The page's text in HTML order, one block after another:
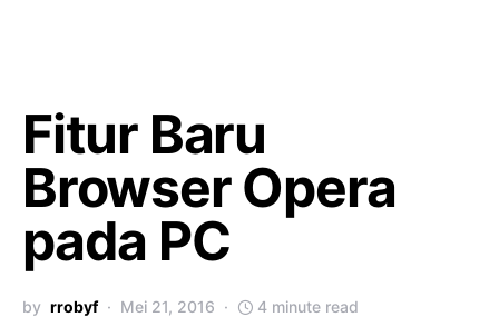
Fitur Baru
Browser Opera
pada PC
by rrobyf Mei 21, 2016 4 minute read